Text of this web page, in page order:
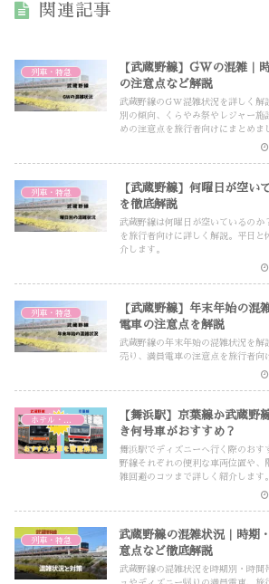
関連記事
列車・特急
【武蔵野線】GWの混雑｜
の注意点など解説
武蔵野線のGW混雑状況を詳しく解
別の傾向、くらやみ祭やレジャー施
めの注意点を旅行者向けにまとめま
列車・特急
【武蔵野線】何曜日が空い
を徹底解説
武蔵野線は何曜日が空いているのか
を旅行者向けに詳しく解説。平日
介します。
列車・特急
【武蔵野線】年末年始の混
電車の注意点を解説
武蔵野線の年末年始の混雑状況を解
売り、満員電車の注意点を旅行者向
【舞浜駅】京葉線か武蔵野
き何号車がおすすめ？
舞浜駅でディズニーへ行く際のおす
野線それぞれの便利な車両位置や、
雑回避のコツまで詳しく紹介します。
列車・特急
武蔵野線の混雑状況｜時期
意点など徹底解説
武蔵野線の混雑状況を時期別・時間